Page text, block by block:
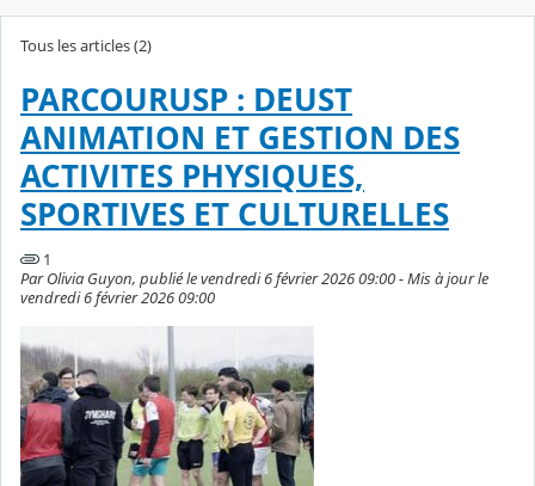
Tous les articles (2)
PARCOURUSP : DEUST
ANIMATION ET GESTION DES
ACTIVITES PHYSIQUES,
SPORTIVES ET CULTURELLES
1
Par Olivia Guyon, publié le vendredi 6 février 2026 09:00 - Mis à jour le
vendredi 6 février 2026 09:00